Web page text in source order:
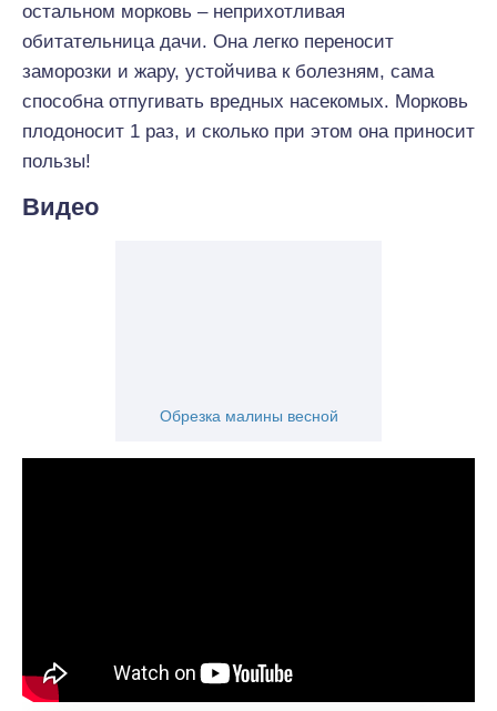
остальном морковь – неприхотливая
обитательница дачи. Она легко переносит
заморозки и жару, устойчива к болезням, сама
способна отпугивать вредных насекомых. Морковь
плодоносит 1 раз, и сколько при этом она приносит
пользы!
Видео
Обрезка малины весной